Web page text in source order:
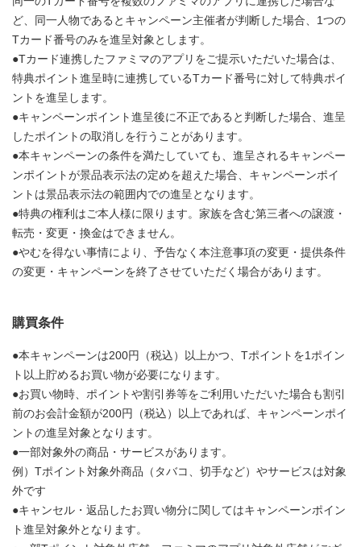
ど、同一人物であるとキャンペーン主催者が判断した場合、1つの
Tカード番号のみを進呈対象とします。
●Tカード連携したファミマのアプリをご提示いただいた場合は、
特典ポイント進呈時に連携しているTカード番号に対して特典ポイ
ントを進呈します。
●キャンペーンポイント進呈後に不正であると判断した場合、進呈
したポイントの取消しを行うことがあります。
●本キャンペーンの条件を満たしていても、進呈されるキャンペー
ンポイントが景品表示法の定めを超えた場合、キャンペーンポイ
ントは景品表示法の範囲内での進呈となります。
●特典の権利はご本人様に限ります。家族を含む第三者への譲渡・
転売・変更・換金はできません。
●やむを得ない事情により、予告なく本注意事項の変更・提供条件
の変更・キャンペーンを終了させていただく場合があります。
購買条件
●本キャンペーンは200円（税込）以上かつ、Tポイントを1ポイン
ト以上貯めるお買い物が必要になります。
●お買い物時、ポイントや割引券等をご利用いただいた場合も割引
前のお会計金額が200円（税込）以上であれば、キャンペーンポイ
ントの進呈対象となります。
●一部対象外の商品・サービスがあります。
例）Tポイント対象外商品（タバコ、切手など）やサービスは対象
外です
●キャンセル・返品したお買い物分に関してはキャンペーンポイン
ト進呈対象外となります。